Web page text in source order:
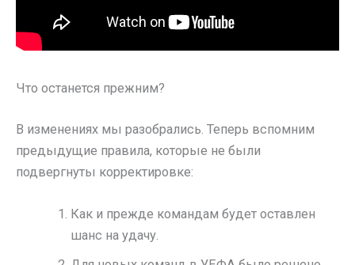
Что останется прежним?
В изменениях мы разобрались. Теперь вспомним
предыдущие правила, которые не были
подвергнуты корректировке:
Как и прежде командам будет оставлен
шанс на удачу.